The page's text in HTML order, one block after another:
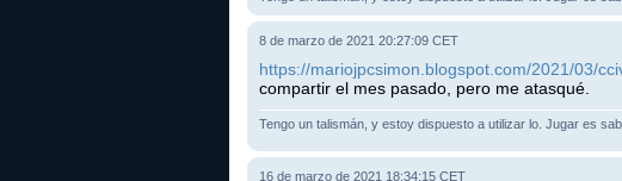
8 de marzo de 2021 20:27:09 CET
https://mariojpcsimon.blogspot.com/2021/03/
compartir el mes pasado, pero me atasqué.
Tengo un talismán, y estoy dispuesto a utilizar lo. Jugar es
16 de marzo de 2021 18:34:15 CET